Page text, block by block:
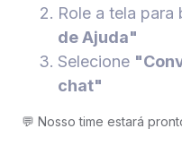
Role a tela para
de Ajuda"
Selecione
chat"
💬 Nosso time estará